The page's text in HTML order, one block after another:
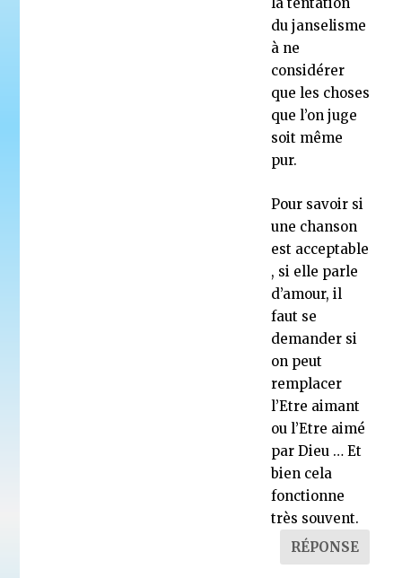
du janselisme
à ne
considérer
que les choses
que l’on juge
soit même
pur.
Pour savoir si
une chanson
est acceptable
, si elle parle
d’amour, il
faut se
demander si
on peut
remplacer
l’Etre aimant
ou l’Etre aimé
par Dieu … Et
bien cela
fonctionne
très souvent.
RÉPONSE